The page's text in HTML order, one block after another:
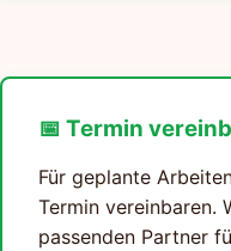
📅 Termin
Für geplante
Termin vereinbaren.
passenden Partner